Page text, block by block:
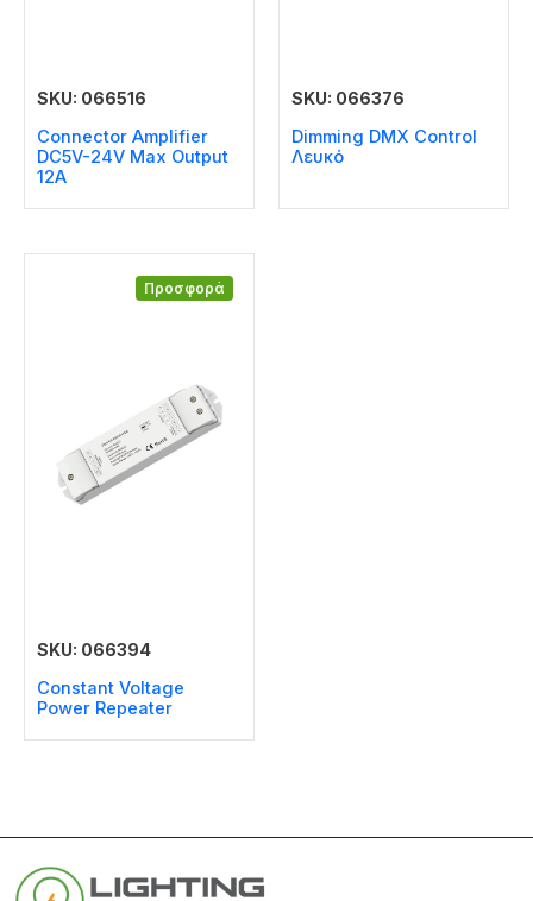
SKU: 066516
Connector Amplifier
DC5V-24V Max Output
12A
SKU: 066376
Dimming DMX Control
Λευκό
Προσφορά
SKU: 066394
Constant Voltage
Power Repeater